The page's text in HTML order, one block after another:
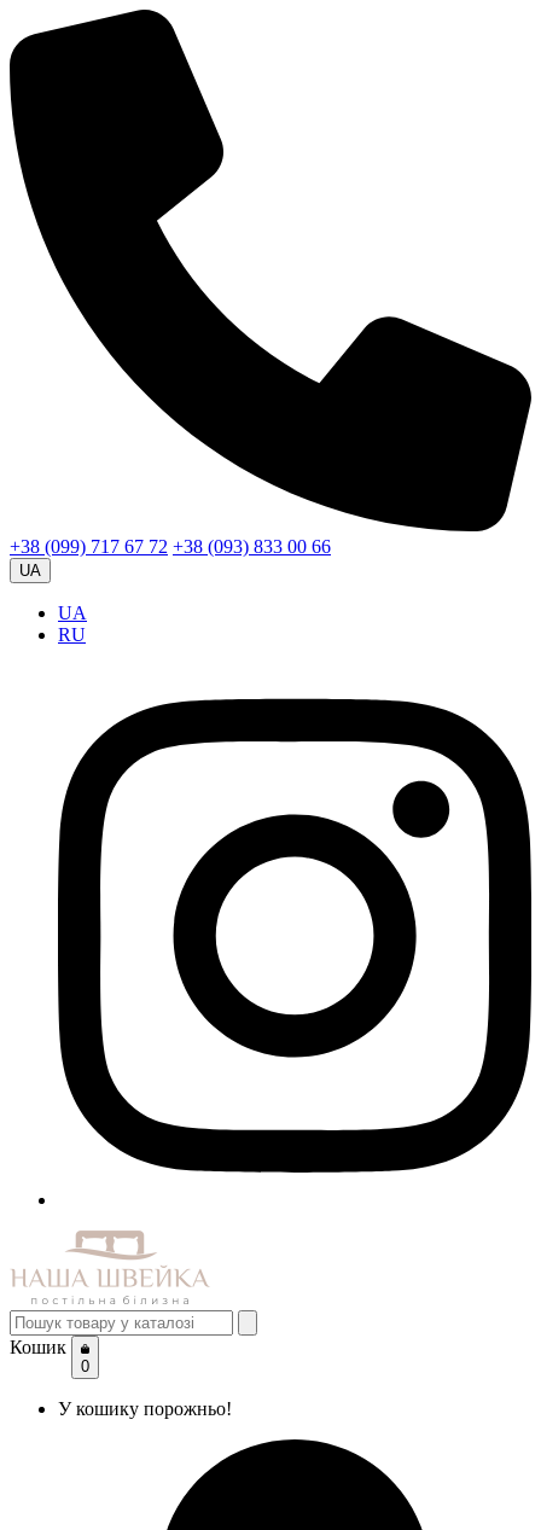
+38 (099) 717 67 72 +38 (093) 833 00 66
UA
UA
RU
Кошик
0
У кошику порожньо!